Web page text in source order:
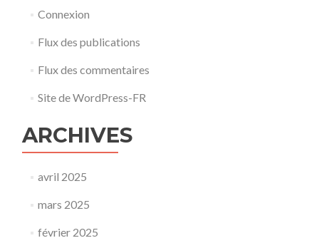
Connexion
Flux des publications
Flux des commentaires
Site de WordPress-FR
ARCHIVES
avril 2025
mars 2025
février 2025